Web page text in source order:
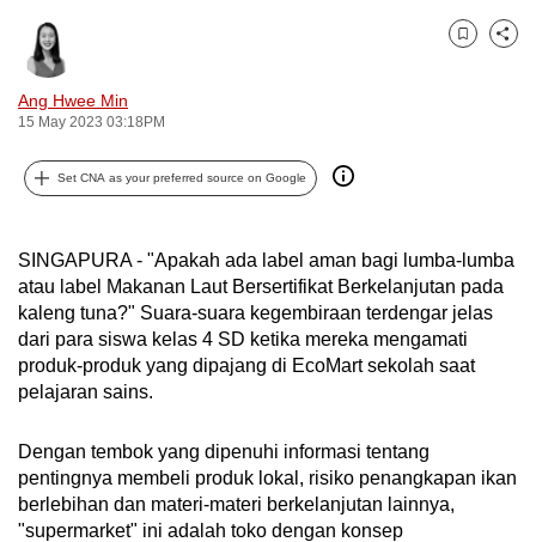
Ang Hwee Min
15 May 2023 03:18PM
Bookmark
Share
Set CNA as your preferred source on Google
SINGAPURA - "Apakah ada label aman bagi lumba-lumba
atau label Makanan Laut Bersertifikat Berkelanjutan pada
kaleng tuna?" Suara-suara kegembiraan terdengar jelas
dari para siswa kelas 4 SD ketika mereka mengamati
produk-produk yang dipajang di EcoMart sekolah saat
pelajaran sains.
Dengan tembok yang dipenuhi informasi tentang
pentingnya membeli produk lokal, risiko penangkapan ikan
berlebihan dan materi-materi berkelanjutan lainnya,
"supermarket" ini adalah toko dengan konsep
possibly
To
continue,
upgrade
a
supported
browser
or,
for
the
experience,
download
the